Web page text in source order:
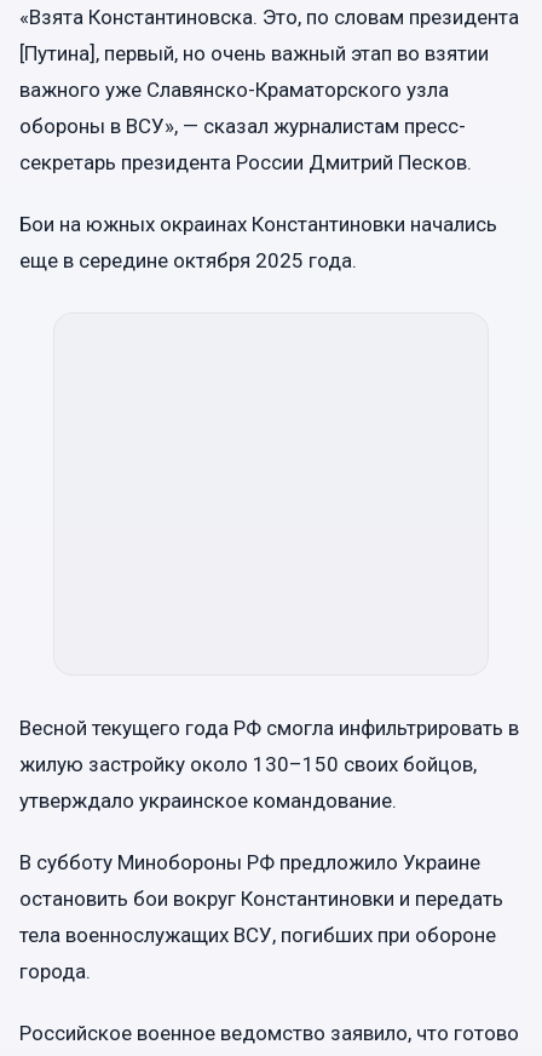
«Взята Константиновска. Это, по словам президента
[Путина], первый, но очень важный этап во взятии
важного уже Славянско-Краматорского узла
обороны в ВСУ», — сказал журналистам пресс-
секретарь президента России Дмитрий Песков.
Бои на южных окраинах Константиновки начались
еще в середине октября 2025 года.
Весной текущего года РФ смогла инфильтрировать в
жилую застройку около 130–150 своих бойцов,
утверждало украинское командование.
В субботу Минобороны РФ предложило Украине
остановить бои вокруг Константиновки и передать
тела военнослужащих ВСУ, погибших при обороне
города.
Российское военное ведомство заявило, что готово